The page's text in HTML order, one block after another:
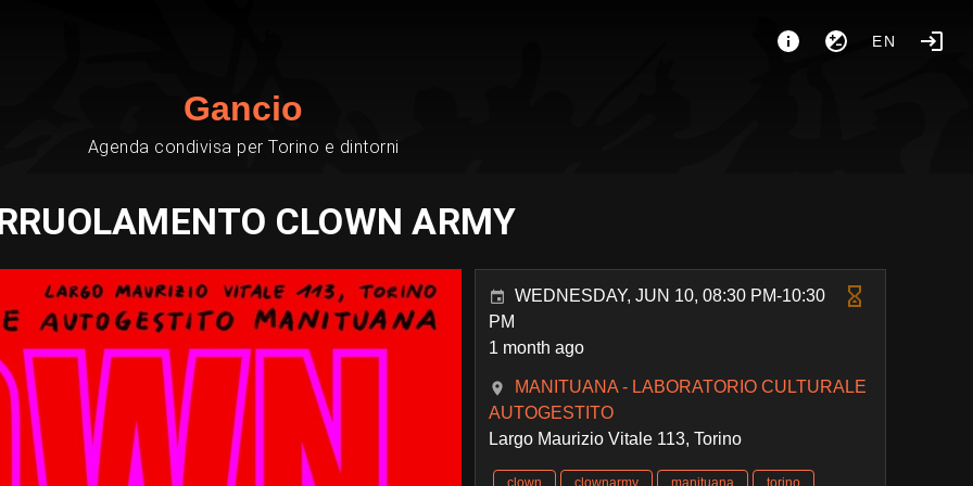
EN
Gancio
Agenda condivisa per Torino e dintorni
CLOWN ARMY
WEDNESDAY, JUN 10, 08:30 PM-10:30
PM
1 month ago
MANITUANA - LABORATORIO CULTURALE
AUTOGESTITO
Largo Maurizio Vitale 113, Torino
clown clownarmy manituana torino